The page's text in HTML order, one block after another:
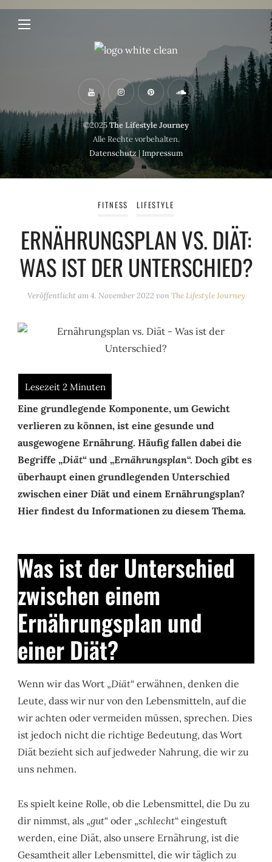
©2025The Lifestyle Journey
Alle Rechte vorbehalten.
Datenschutz | Impressum
FITNESS LIFESTYLE
ERNÄHRUNGSPLAN VS. DIÄT:
WAS IST DER UNTERSCHIED?
Veröffentlicht am4. November 2022 vonThe Lifestyle Journey
Eine grundlegende Komponente, um Gewicht
verlieren zu können, ist eine gesunde und
ausgewogene Ernährung. Häufig fallen dabei die
Begriffe „Diät“ und „Ernährungsplan“. Doch gibt es
überhaupt einen grundlegenden Unterschied
zwischen einer Diät und einem Ernährungsplan?
Hier findest du Informationen zu diesem Thema.
Was ist der Unterschied
zwischen einem
Ernährungsplan und
einer Diät?
Wenn wir das Wort „Diät“ erwähnen, denken die
Leute, dass wir nur von den Lebensmitteln, auf die
wir achten oder vermeiden müssen, sprechen. Dies
ist jedoch nicht die richtige Bedeutung, das Wort
Diät bezieht sich auf jedweder Nahrung, die wir zu
uns nehmen.
Es spielt keine Rolle, ob die Lebensmittel, die Du zu
dir nimmst, als „gut“ oder „schlecht“ eingestuft
werden, eine Diät, also unsere Ernährung, ist die
Gesamtheit aller Lebensmittel, die wir täglich zu